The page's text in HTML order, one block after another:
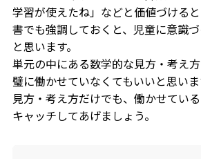
学習が使えたね」などと価値づける
書でも強調しておくと、児童に意識
と思います。
単元の中にある数学的な見方・考え
璧に働かせていなくてもいいと思い
見方・考え方だけでも、働かせてい
キャッチしてあげましょう。